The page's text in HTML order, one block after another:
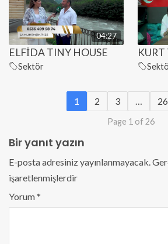
04:27
ELFİDA TINY HOUSE
Sektör
1 2 3 26
Page 1 of 26
Bir yanıt yazın
E-posta adresiniz yayınlanmayacak.
işaretlenmişlerdir
Yorum*